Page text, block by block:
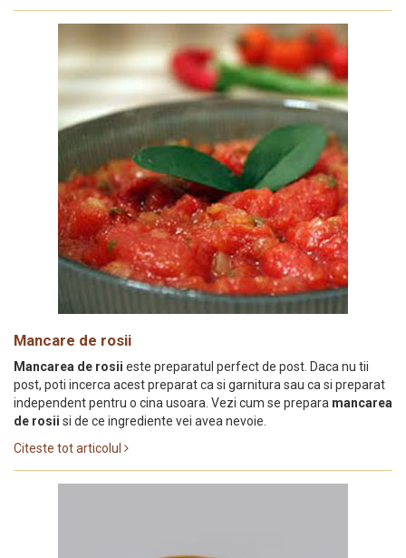
Mancare de rosii
Mancarea de rosii este preparatul perfect de post. Daca nu tii
post, poti incerca acest preparat ca si garnitura sau ca si preparat
independent pentru o cina usoara. Vezi cum se prepara mancarea
de rosii si de ce ingrediente vei avea nevoie.
Citeste tot articolul